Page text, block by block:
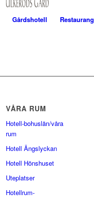
Gårdshotell Restaurang
VÅRA RUM
Hotell-bohuslän/våra
rum
Hotell Ängslyckan
Hotell Hönshuset
Uteplatser
Hotellrum-